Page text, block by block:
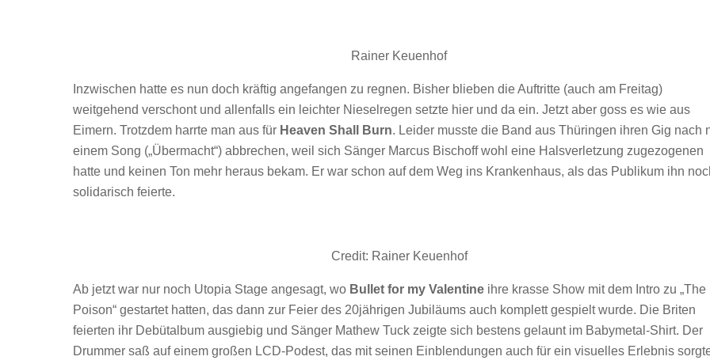
Rainer Keuenhof
Inzwischen hatte es nun doch kräftig angefangen zu regnen. Bisher blieben die Auftritte (auch am Freitag)
weitgehend verschont und allenfalls ein leichter Nieselregen setzte hier und da ein. Jetzt aber goss es wie aus
Eimern. Trotzdem harrte man aus für Heaven Shall Burn. Leider musste die Band aus Thüringen ihren Gig nach
einem Song („Übermacht“) abbrechen, weil sich Sänger Marcus Bischoff wohl eine Halsverletzung zugezogenen
hatte und keinen Ton mehr heraus bekam. Er war schon auf dem Weg ins Krankenhaus, als das Publikum ihn
solidarisch feierte.
Credit: Rainer Keuenhof
Ab jetzt war nur noch Utopia Stage angesagt, wo Bullet for my Valentine ihre krasse Show mit dem Intro zu „The
Poison“ gestartet hatten, das dann zur Feier des 20jährigen Jubiläums auch komplett gespielt wurde. Die Briten
feierten ihr Debütalbum ausgiebig und Sänger Mathew Tuck zeigte sich bestens gelaunt im Babymetal-Shirt. Der
Drummer saß auf einem großen LCD-Podest, das mit seinen Einblendungen auch für ein visuelles Erlebnis